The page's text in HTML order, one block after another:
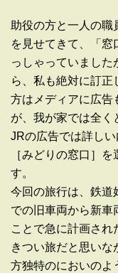
助役の方と一人の
を見せてきて、「窓
っしゃっていました
ら、私も絶対に訂
方はメディアに広告
が、我が家では全く
JRの広告では詳し
［みどりの窓口］
す。
今回の旅行は、鉄
での旧車両から新車
ことで急に計画さ
きつい旅だと思い
方独特のにおいのよ